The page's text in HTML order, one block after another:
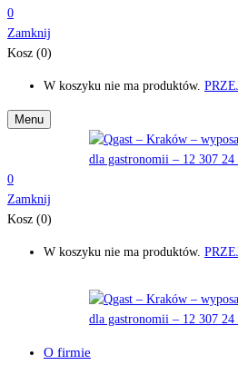
0
Zamknij
Kosz (0)
W koszyku nie ma produktów.
Menu
0
Zamknij
Kosz (0)
W koszyku nie ma produktów.
O firmie